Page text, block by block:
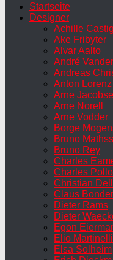
Startseite
Designer
Achille
Ake Fribyter
Alvar Aalto
André
Andreas
Anton Lorenz
Arne
Arne Norell
Arne Vodder
Borge
Bruno
Bruno Rey
Charles
Charles
Christian Dell
Claus
Dieter Rams
Dieter
Egon
Elio Martinelli
Elsa Solheim